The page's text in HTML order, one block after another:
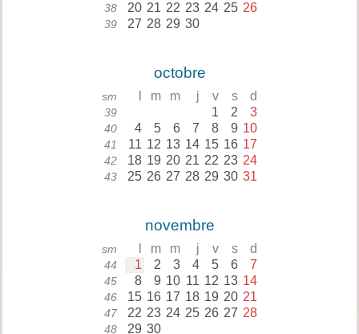
38 20 21 22 23 24 25 26
39 27 28 29 30
octobre
sm m m j v s d
39 1 2 3
40 4 5 6 7 8 9 10
41 11 12 13 14 15 16 17
42 18 19 20 21 22 23 24
43 25 26 27 28 29 30 31
novembre
sm m m j v s d
44 1 2 3 4 5 6 7
45 8 9 10 11 12 13 14
46 15 16 17 18 19 20 21
47 22 23 24 25 26 27 28
48 29 30